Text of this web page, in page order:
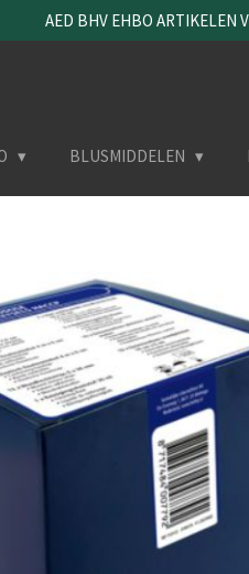
AED BHV EHBO ARTIKELEN
BLUSMIDDELEN